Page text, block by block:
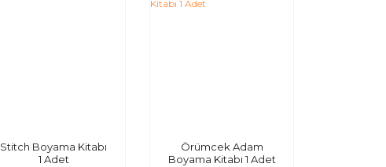
Stitch Boyama Kitabı
1 Adet
Örümcek Adam
Boyama Kitabı 1 Adet